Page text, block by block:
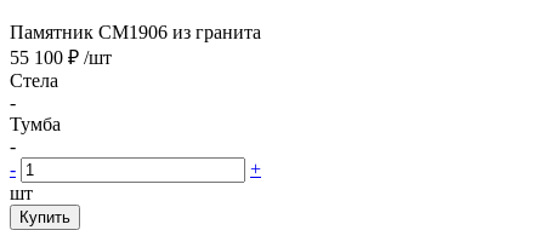
Памятник CM1906 из гранита
55 100 ₽ /шт
Стела
-
Тумба
-
-
+
шт
Купить